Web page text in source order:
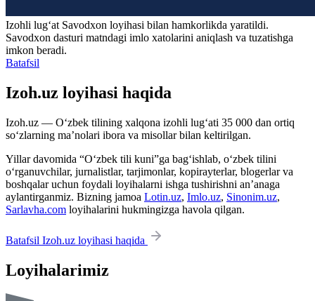
Izohli lugʻat Savodxon loyihasi bilan hamkorlikda yaratildi.
Savodxon dasturi matndagi imlo xatolarini aniqlash va tuzatishga
imkon beradi.
Batafsil
Izoh.uz loyihasi haqida
Izoh.uz — O‘zbek tilining xalqona izohli lug‘ati 35 000 dan ortiq
so‘zlarning ma’nolari ibora va misollar bilan keltirilgan.
Yillar davomida “O‘zbek tili kuni”ga bag‘ishlab, o‘zbek tilini
o‘rganuvchilar, jurnalistlar, tarjimonlar, kopirayterlar, blogerlar va
boshqalar uchun foydali loyihalarni ishga tushirishni an’anaga
aylantirganmiz. Bizning jamoa Lotin.uz, Imlo.uz, Sinonim.uz,
Sarlavha.com loyihalarini hukmingizga havola qilgan.
Batafsil Izoh.uz loyihasi haqida
Loyihalarimiz